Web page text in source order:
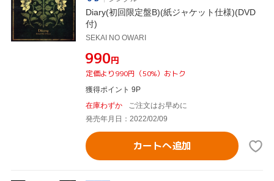
Diary(初回限定盤B)(紙ジャケット仕様)(DVD
付)
SEKAI NO OWARI
¥990円
定価より990円（50%）おトク
獲得ポイント 9P
在庫わずか
ご注文はお早めに
発売年月日：2022/02/09
カートへ追加